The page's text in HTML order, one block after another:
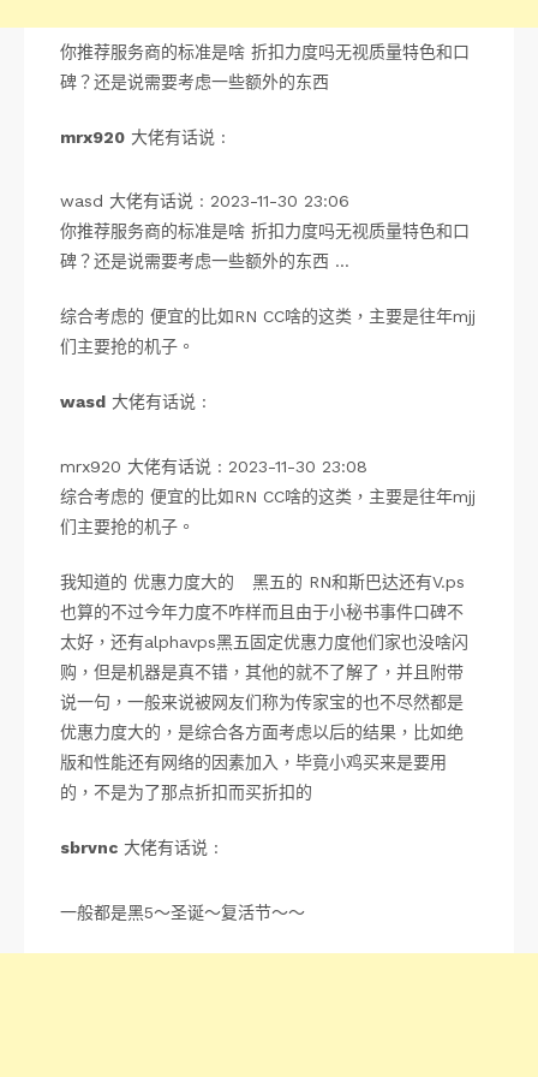
你推荐服务商的标准是啥 折扣力度吗无视质量特色和口
碑？还是说需要考虑一些额外的东西
mrx920 大佬有话说 :
wasd 大佬有话说 : 2023-11-30 23:06
你推荐服务商的标准是啥 折扣力度吗无视质量特色和口
碑？还是说需要考虑一些额外的东西 …
综合考虑的 便宜的比如RN CC啥的这类，主要是往年mjj
们主要抢的机子。
wasd 大佬有话说 :
mrx920 大佬有话说 : 2023-11-30 23:08
综合考虑的 便宜的比如RN CC啥的这类，主要是往年mjj
们主要抢的机子。
我知道的 优惠力度大的 黑五的 RN和斯巴达还有V.ps
也算的不过今年力度不咋样而且由于小秘书事件口碑不
太好，还有alphavps黑五固定优惠力度他们家也没啥闪
购，但是机器是真不错，其他的就不了解了，并且附带
说一句，一般来说被网友们称为传家宝的也不尽然都是
优惠力度大的，是综合各方面考虑以后的结果，比如绝
版和性能还有网络的因素加入，毕竟小鸡买来是要用
的，不是为了那点折扣而买折扣的
sbrvnc 大佬有话说 :
一般都是黑5～圣诞～复活节～～